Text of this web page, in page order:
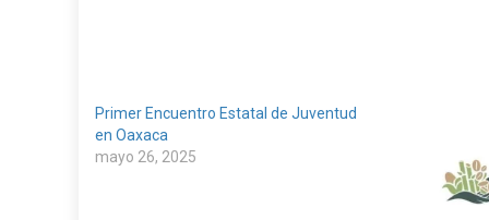
Primer Encuentro Estatal de Juventud
en Oaxaca
mayo 26, 2025